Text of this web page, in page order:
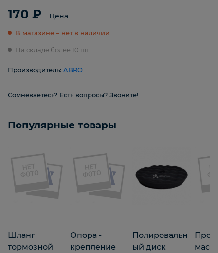
170 ₽ Цена
В магазине – нет в наличии
На складе более 10 шт.
Производитель: ABRO
Сомневаетесь? Есть вопросы? Звоните!
Популярные товары
Шланг
тормозной
Опора -
крепление
Полировальн
ый диск